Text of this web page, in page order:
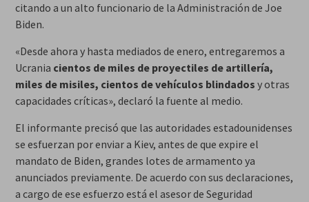
citando a un alto funcionario de la Administración de Joe
Biden.
«Desde ahora y hasta mediados de enero, entregaremos a
Ucrania cientos de miles de proyectiles de artillería,
miles de misiles, cientos de vehículos blindados y otras
capacidades críticas», declaró la fuente al medio.
El informante precisó que las autoridades estadounidenses
se esfuerzan por enviar a Kiev, antes de que expire el
mandato de Biden, grandes lotes de armamento ya
anunciados previamente. De acuerdo con sus declaraciones,
a cargo de ese esfuerzo está el asesor de Seguridad